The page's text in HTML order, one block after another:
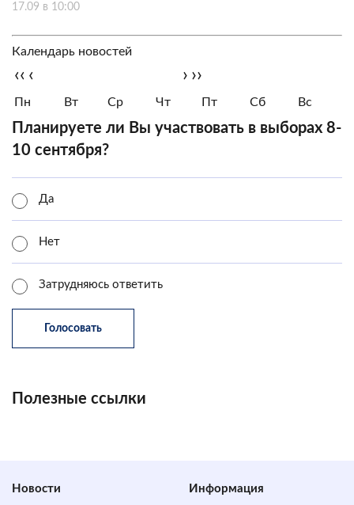
17.09 в 10:00
Календарь новостей
‹‹ ‹ › ››
Пн Вт Ср Чт Пт Сб Вс
Планируете ли Вы участвовать в выборах 8-
10 сентября?
Да
Нет
Затрудняюсь ответить
Полезные ссылки
Новости Информация